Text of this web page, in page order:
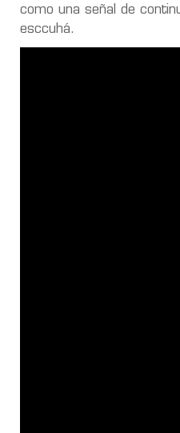
como una señal de
esccuhá.